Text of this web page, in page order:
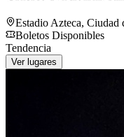
Estadio Azteca, Ciudad
Boletos Disponibles
Tendencia
Ver lugares